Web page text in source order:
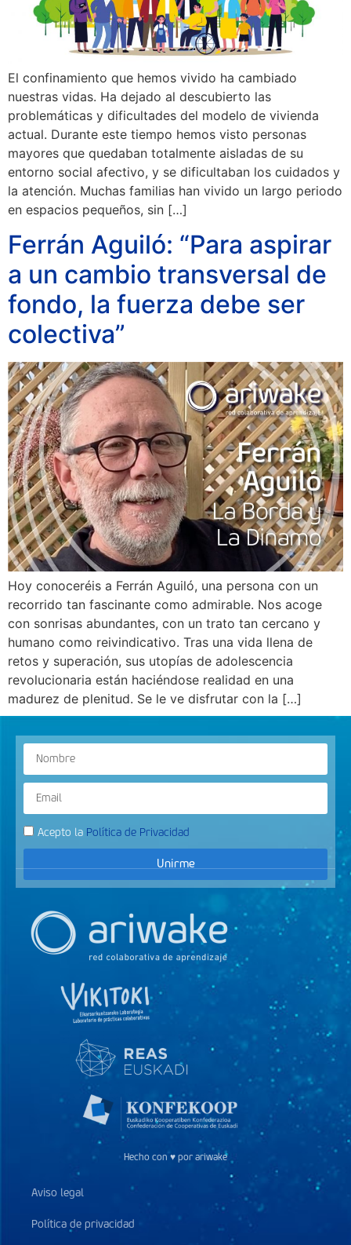
El confinamiento que hemos vivido ha cambiado
nuestras vidas. Ha dejado al descubierto las
problemáticas y dificultades del modelo de vivienda
actual. Durante este tiempo hemos visto personas
mayores que quedaban totalmente aisladas de su
entorno social afectivo, y se dificultaban los cuidados y
la atención. Muchas familias han vivido un largo periodo
en espacios pequeños, sin […]
Ferrán Aguiló: “Para aspirar
a un cambio transversal de
fondo, la fuerza debe ser
colectiva”
Hoy conoceréis a Ferrán Aguiló, una persona con un
recorrido tan fascinante como admirable. Nos acoge
con sonrisas abundantes, con un trato tan cercano y
humano como reivindicativo. Tras una vida llena de
retos y superación, sus utopías de adolescencia
revolucionaria están haciéndose realidad en una
madurez de plenitud. Se le ve disfrutar con la […]
Acepto la Política de Privacidad
Unirme
Hecho con ♥ por ariwake
Aviso legal
Política de privacidad